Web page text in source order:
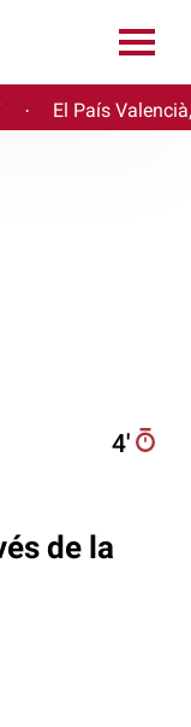
· El País
4′
de la